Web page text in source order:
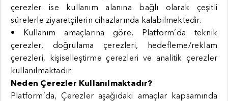
çerezler ise kullanım alanına bağlı olarak çeşitli
sürelerle ziyaretçilerin cihazlarında kalabilmektedir.
• Kullanım amaçlarına göre, Platform’da teknik
çerezler, doğrulama çerezleri, hedefleme/reklam
çerezleri, kişiselleştirme çerezleri ve analitik çerezler
kullanılmaktadır.
Neden Çerezler Kullanılmaktadır?
Platform’da, Çerezler aşağıdaki amaçlar kapsamında